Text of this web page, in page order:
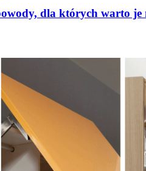
dla których warto je